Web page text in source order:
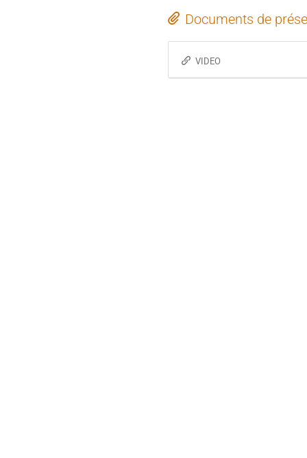
Documents de
VIDEO